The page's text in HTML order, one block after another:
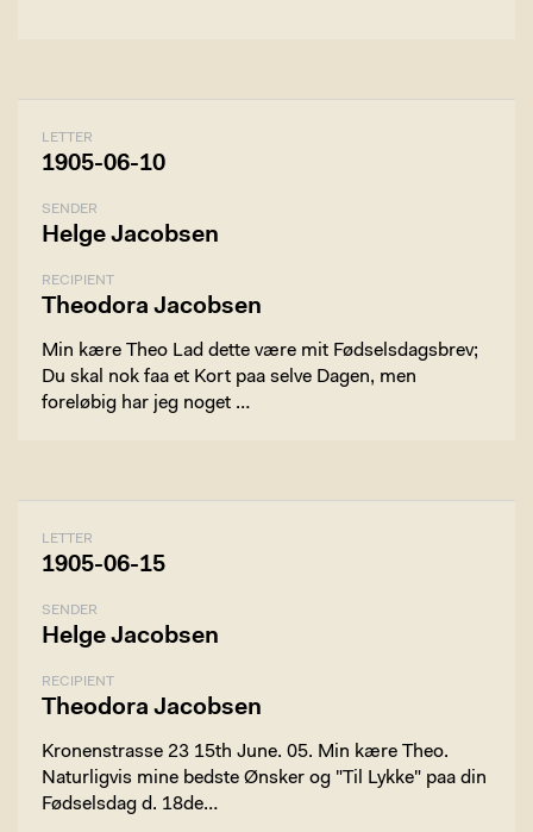
LETTER
1905-06-10
SENDER
Helge Jacobsen
RECIPIENT
Theodora Jacobsen
Min kære Theo Lad dette være mit Fødselsdagsbrev;
Du skal nok faa et Kort paa selve Dagen, men
foreløbig har jeg noget …
LETTER
1905-06-15
SENDER
Helge Jacobsen
RECIPIENT
Theodora Jacobsen
Kronenstrasse 23 15th June. 05. Min kære Theo.
Naturligvis mine bedste Ønsker og "Til Lykke" paa din
Fødselsdag d. 18de…